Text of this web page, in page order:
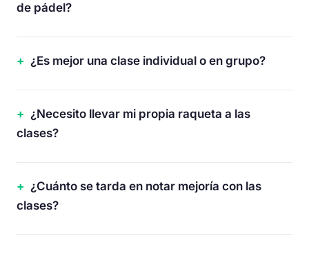
de pádel?
¿Es mejor una clase individual o en grupo?
¿Necesito llevar mi propia raqueta a las
clases?
¿Cuánto se tarda en notar mejoría con las
clases?